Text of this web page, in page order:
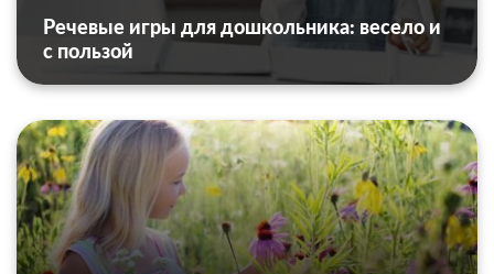
Речевые игры для дошкольника: весело и
с пользой